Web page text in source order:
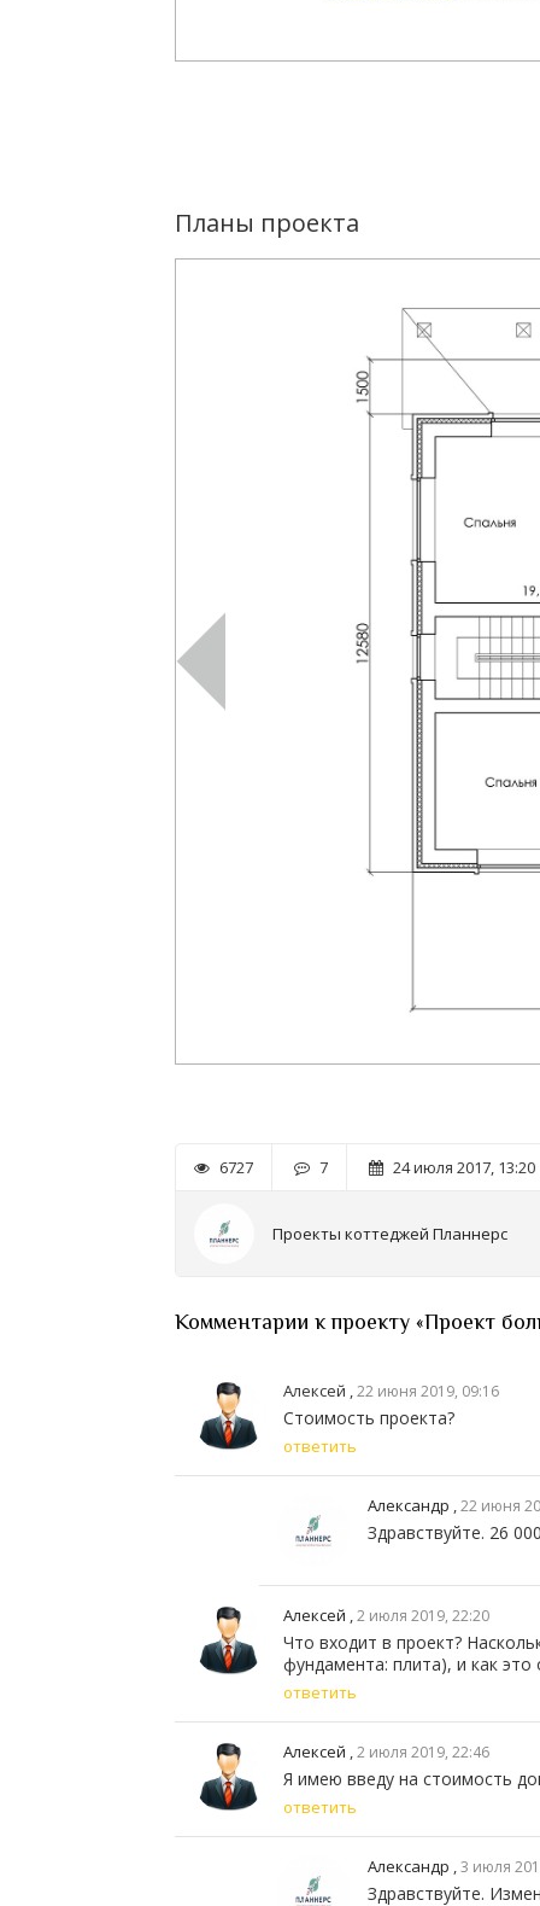
Планы проекта
6727 7 24 июля 2017, 13:20
Проекты коттеджей Планнерс
Комментарии к проекту «Проект
Алексей ,22 июня 2019, 09:16
Стоимость проекта?
ответить
Александр ,22 июня
Здравствуйте. 26
Алексей ,2 июля 2019, 22:20
Что входит в проект?
фундамента: плита), и как это
ответить
Алексей ,2 июля 2019, 22:46
Я имею введу на стоимость
ответить
Александр ,3 июля
Здравствуйте.